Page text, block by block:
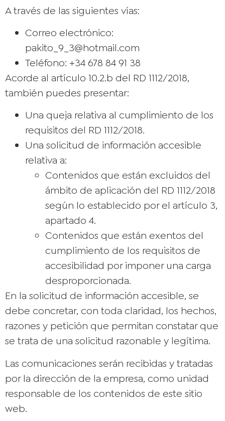
A través de las siguientes vías:
Correo electrónico:
pakito_9_3@hotmail.com
Teléfono: ‪+34 678 84 91 38‬
Acorde al artículo 10.2.b del RD 1112/2018,
también puedes presentar:
Una queja relativa al cumplimiento de los
requisitos del RD 1112/2018.
Una solicitud de información accesible
relativa a:
Contenidos que están excluidos del
ámbito de aplicación del RD 1112/2018
según lo establecido por el artículo 3,
apartado 4.
Contenidos que están exentos del
cumplimiento de los requisitos de
accesibilidad por imponer una carga
desproporcionada.
En la solicitud de información accesible, se
debe concretar, con toda claridad, los hechos,
razones y petición que permitan constatar que
se trata de una solicitud razonable y legítima.
Las comunicaciones serán recibidas y tratadas
por la dirección de la empresa, como unidad
responsable de los contenidos de este sitio
web.